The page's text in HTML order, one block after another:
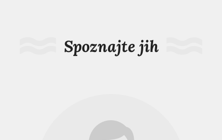
Spoznajte jih